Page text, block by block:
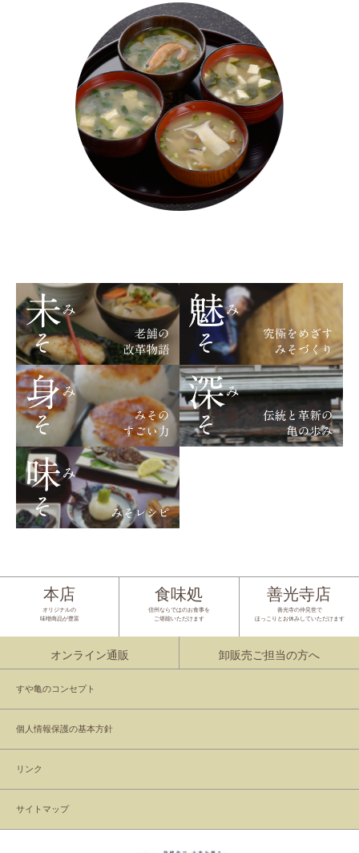
本店
オリジナルの
味噌商品が豊富
食味処
信州ならではのお食事を
ご堪能いただけます
善光寺店
善光寺の仲見世で
ほっこりとお休みしていただけます
オンライン通販 卸販売ご担当の方へ
すや亀のコンセプト
個人情報保護の基本方針
リンク
サイトマップ